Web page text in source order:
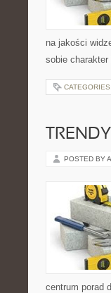
na jakości
sobie
CATEGORIES:
POSTED BY
centrum porad